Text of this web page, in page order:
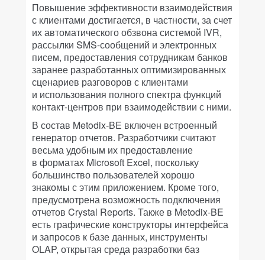
Повышение эффективности взаимодействия
с клиентами достигается, в частности, за счет
их автоматического обзвона системой IVR,
рассылки SMS-сообщений и электронных
писем, предоставления сотрудникам банков
заранее разработанных оптимизированных
сценариев разговоров с клиентами
и использования полного спектра функций
контакт-центров при взаимодействии с ними.
В состав Metodix-BE включен встроенный
генератор отчетов. Разработчики считают
весьма удобным их предоставление
в форматах Microsoft Excel, поскольку
большинство пользователей хорошо
знакомы с этим приложением. Кроме того,
предусмотрена возможность подключения
отчетов Crystal Reports. Также в Metodix-BE
есть графические конструкторы интерфейса
и запросов к базе данных, инструменты
OLAP, открытая среда разработки баз